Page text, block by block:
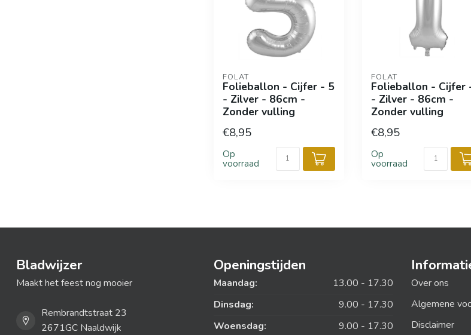
FOLAT
Folieballon - Cijfer - 5
- Zilver - 86cm -
Zonder vulling
€8,95
Op
voorraad
FOLAT
Folieballon - Cijfer
- Zilver - 86cm -
Zonder vulling
€8,95
Op
voorraad
Bladwijzer
Maakt het feest nog mooier
Rembrandtstraat 23
2671GC Naaldwijk
Openingstijden
Maandag:
13.00 - 17.30
Dinsdag:
9.00 - 17.30
Woensdag:
9.00 - 17.30
Over ons
Algemene
Disclaimer